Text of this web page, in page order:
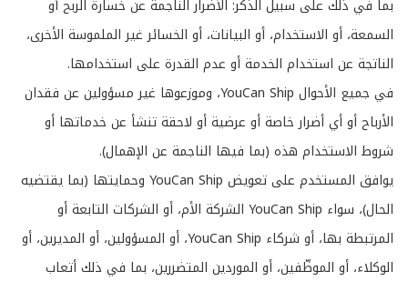
بما في ذلك على سبيل الذكر: الأضرار الناجمة عن خسارة الربح أو
السمعة، أو الاستخدام، أو البيانات، أو الخسائر غير الملموسة الأخرى،
الناتجة عن استخدام الخدمة أو عدم القدرة على استخدامها.
في جميع الأحوال YouCan Ship، وموزعوها غير مسؤولين عن فقدان
الأرباح أو أي أضرار خاصة أو عرضية أو لاحقة تنشأ عن خدماتها أو
شروط الاستخدام هذه (بما فيها الناجمة عن الإهمال).
يوافق المستخدم على تعويض YouCan Ship وحمايتها (بما يقتضيه
الحال)، سواء YouCan Ship الشركة الأم، أو الشركات التابعة أو
المرتبطة بها، أو شركاء YouCan Ship، أو المسؤولين، أو المديرين، أو
الوكلاء، أو الموظّفين، أو الموردين المتضررين، بما في ذلك أتعاب